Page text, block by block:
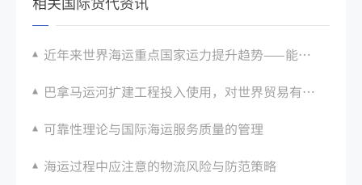
近年来世界海运重点国家运力提升趋势——能否带来新的全球物流体验？
巴拿马运河扩建工程投入使用，对世界贸易有重要影响
可靠性理论与国际海运服务质量的管理
海运过程中应注意的物流风险与防范策略